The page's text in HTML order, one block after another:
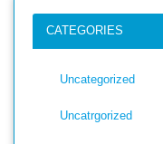
CATEGORIES
Uncategorized
Uncatrgorized